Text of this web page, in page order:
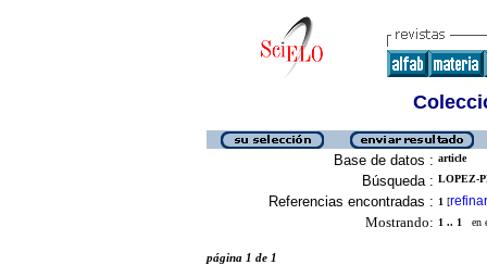
Base de datos : article
Búsqueda : LOPEZ-
Referencias encontradas : 1 [refinar
Mostrando: 1 .. 1 en
página 1 de 1